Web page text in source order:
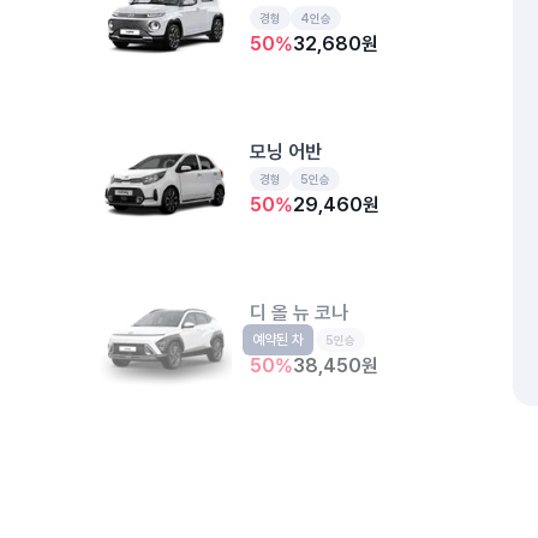
경형 4인승
50%32,680원
모닝 어반
경형 5인승
50%29,460원
디 올 뉴 코나
소형SUV 5인승
50%38,450원
예약된 차